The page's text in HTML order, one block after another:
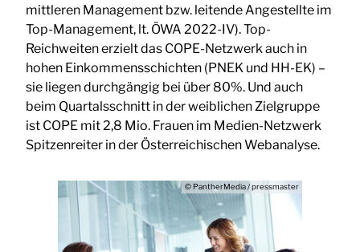
mittleren Management bzw. leitende Angestellte im
Top-Management, lt. ÖWA 2022-IV). Top-
Reichweiten erzielt das COPE-Netzwerk auch in
hohen Einkommensschichten (PNEK und HH-EK) –
sie liegen durchgängig bei über 80%. Und auch
beim Quartalsschnitt in der weiblichen Zielgruppe
ist COPE mit 2,8 Mio. Frauen im Medien-Netzwerk
Spitzenreiter in der Österreichischen Webanalyse.
© PantherMedia / pressmaster